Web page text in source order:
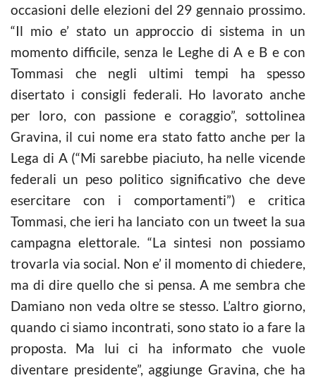
occasioni delle elezioni del 29 gennaio prossimo.
“Il mio e’ stato un approccio di sistema in un
momento difficile, senza le Leghe di A e B e con
Tommasi che negli ultimi tempi ha spesso
disertato i consigli federali. Ho lavorato anche
per loro, con passione e coraggio”, sottolinea
Gravina, il cui nome era stato fatto anche per la
Lega di A (“Mi sarebbe piaciuto, ha nelle vicende
federali un peso politico significativo che deve
esercitare con i comportamenti”) e critica
Tommasi, che ieri ha lanciato con un tweet la sua
campagna elettorale. “La sintesi non possiamo
trovarla via social. Non e’ il momento di chiedere,
ma di dire quello che si pensa. A me sembra che
Damiano non veda oltre se stesso. L’altro giorno,
quando ci siamo incontrati, sono stato io a fare la
proposta. Ma lui ci ha informato che vuole
diventare presidente”, aggiunge Gravina, che ha